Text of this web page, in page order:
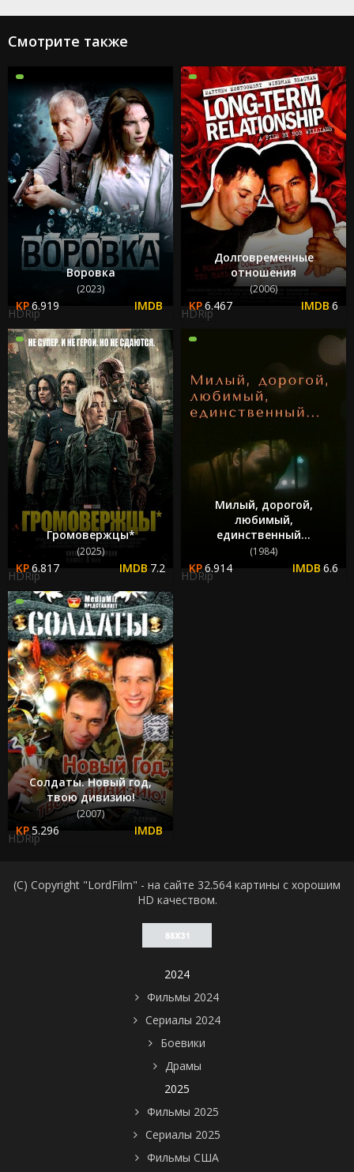
Смотрите также
Воровка
(2023)
6.919
HDRip
Долговременные
отношения
(2006)
6.467 6
HDRip
Громовержцы*
(2025)
6.817 7.2
HDRip
Милый, дорогой,
любимый,
единственный...
(1984)
6.914 6.6
HDRip
Солдаты. Новый год,
твою дивизию!
(2007)
5.296
HDRip
(C) Copyright "LordFilm" - на сайте 32.564 картины с хорошим
HD качеством.
2024
Фильмы 2024
Сериалы 2024
Боевики
Драмы
2025
Фильмы 2025
Сериалы 2025
Фильмы США